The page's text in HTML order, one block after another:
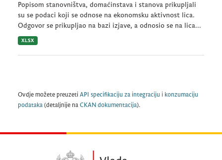
Popisom stanovništva, domaćinstava i stanova prikupljali
su se podaci koji se odnose na ekonomsku aktivnost lica.
Odgovor se prikupljao na bazi izjave, a odnosio se na lica...
XLSX
Ovdje možete preuzeti API specifikaciju za integraciju i konzumaciju
podataka (detaljnije na CKAN dokumentacija).